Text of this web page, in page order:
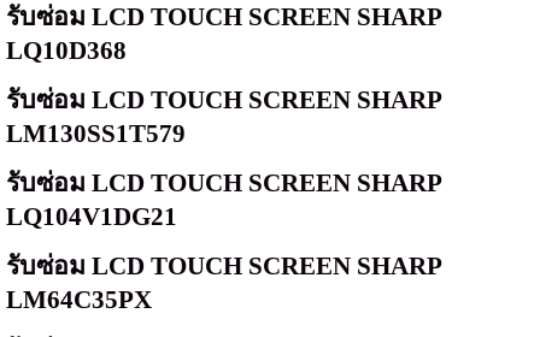
รับซ่อม LCD TOUCH SCREEN SHARP
LQ10D368
รับซ่อม LCD TOUCH SCREEN SHARP
LM130SS1T579
รับซ่อม LCD TOUCH SCREEN SHARP
LQ104V1DG21
รับซ่อม LCD TOUCH SCREEN SHARP
LM64C35PX